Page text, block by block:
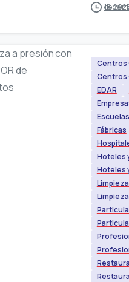
18 de marzo de
Centros
Centros
EDAR
Escuelas
Fábricas
Hoteles
Hoteles